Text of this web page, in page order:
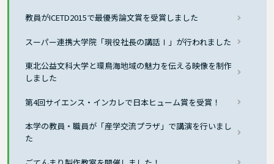
教員がICETD2015で最優秀論文賞を受賞しました
スーパー連携大学院「現役社長の講話Ⅰ」が行われました
東北公益文科大学と環鳥海地域の魅力を伝える映像を制作
しました
第4回サイエンス・インカレで日本ヒューム賞を受賞！
本学の教員・職員が「産学交流プラザ」で講演を行いまし
た